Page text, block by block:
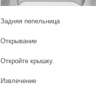
Задняя пепельница
Открывание
Откройте крышку.
Извлечение